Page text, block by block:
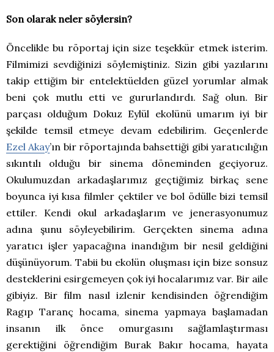
Son olarak neler söylersin?
Öncelikle bu röportaj için size teşekkür etmek isterim.
Filmimizi sevdiğinizi söylemiştiniz. Sizin gibi yazılarını
takip ettiğim bir entelektüelden güzel yorumlar almak
beni çok mutlu etti ve gururlandırdı. Sağ olun. Bir
parçası olduğum Dokuz Eylül ekolünü umarım iyi bir
şekilde temsil etmeye devam edebilirim. Geçenlerde
Ezel Akay’ın bir röportajında bahsettiği gibi yaratıcılığın
sıkıntılı olduğu bir sinema döneminden geçiyoruz.
Okulumuzdan arkadaşlarımız geçtiğimiz birkaç sene
boyunca iyi kısa filmler çektiler ve bol ödülle bizi temsil
ettiler. Kendi okul arkadaşlarım ve jenerasyonumuz
adına şunu söyleyebilirim. Gerçekten sinema adına
yaratıcı işler yapacağına inandığım bir nesil geldiğini
düşünüyorum. Tabii bu ekolün oluşması için bize sonsuz
desteklerini esirgemeyen çok iyi hocalarımız var. Bir aile
gibiyiz. Bir film nasıl izlenir kendisinden öğrendiğim
Ragıp Taranç hocama, sinema yapmaya başlamadan
insanın ilk önce omurgasını sağlamlaştırması
gerektiğini öğrendiğim Burak Bakır hocama, hayata